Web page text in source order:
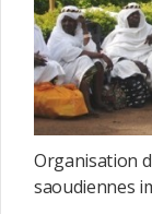
Organisation
saoudiennes